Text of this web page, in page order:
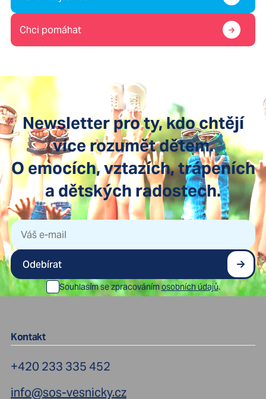
Chci pomáhat
Newsletter pro ty, kdo chtějí
více rozumět dětem.
O emocích, vztazích, trápeních
a dětských radostech.
Odebírat
Souhlasím se zpracovánímosobních údajů.
Kontakt
+420 233 335 452
info@sos-vesnicky.cz